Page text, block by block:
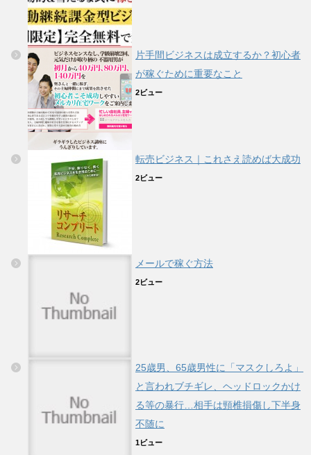
片手間ビジネスは成立するか？初心者
が稼ぐために重要なこと
2ビュー
転売ビジネス｜これさえ読めば大成功
2ビュー
メールで稼ぐ方法
2ビュー
25歳男、65歳男性に「マスクしろよ」
と言われブチギレ、ヘッドロックかけ
る等の暴行…相手は頸椎損傷し下半身
不随に
1ビュー